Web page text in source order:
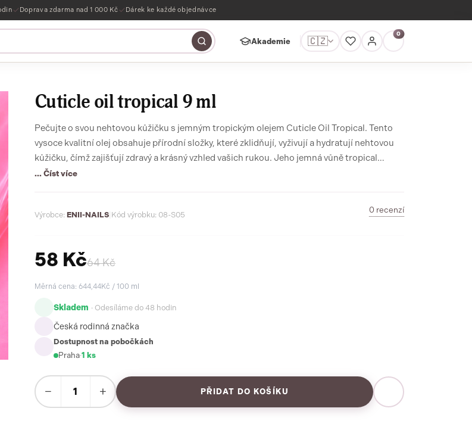
Doprava zdarma nad 1 000 Kč Dárek ke každé objednávce
Akademie 🇨🇿
0
Cuticle oil tropical 9 ml
Pečujte o svou nehtovou kůžičku s jemným tropickým olejem Cuticle Oil Tropical. Tento
vysoce kvalitní olej obsahuje přírodní složky, které zklidňují, vyživují a hydratují nehtovou
kůžičku, čímž zajišťují zdravý a krásný vzhled vašich rukou. Jeho jemná vůně tropical
promění každodenní péči o nehty v příjemný zážitek.
... Číst více
Výrobce: ENII-NAILS Kód výrobku: 08-S05
0 recenzí
58 Kč64 Kč
Měrná cena: 644,44Kč / 100 ml
Skladem · Odesíláme do 48 hodin
Česká rodinná značka
Dostupnost na pobočkách
Praha·1 ks
− + PŘIDAT DO KOŠÍKU